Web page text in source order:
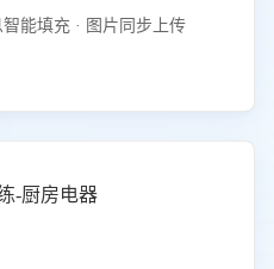
能填充 · 图片同步上传
-厨房电器